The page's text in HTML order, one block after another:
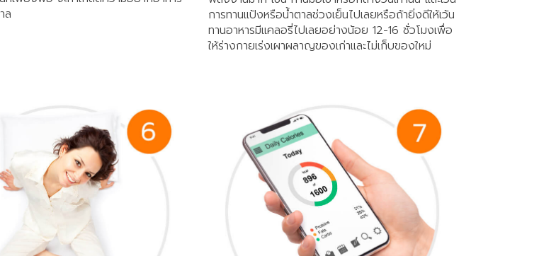
ล
การทานแป้งหรือน้ำตาลช่วงเย็นไปเลยหรือถ้ายิ่งดีให้เว้น
ทานอาหารมีแคลอรี่ไปเลยอย่างน้อย 12-16 ชั่วโมงเพื่อ
ให้ร่างกายเร่งเผาผลาญของเก่าและไม่เก็บของใหม่